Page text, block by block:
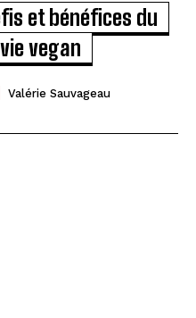
et bénéfices du
vegan
Valérie Sauvageau